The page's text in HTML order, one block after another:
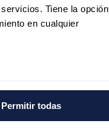
Tiene la opción
en cualquier
Permitir todas